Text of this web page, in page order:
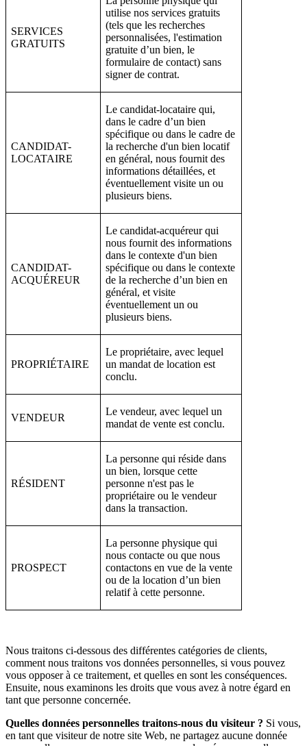
SERVICES
GRATUITS
utilise nos services gratuits
(tels que les recherches
personnalisées, l'estimation
gratuite d’un bien, le
formulaire de contact) sans
signer de contrat.
CANDIDAT-
LOCATAIRE
Le candidat-locataire qui,
dans le cadre d’un bien
spécifique ou dans le cadre de
la recherche d'un bien locatif
en général, nous fournit des
informations détaillées, et
éventuellement visite un ou
plusieurs biens.
CANDIDAT-
ACQUÉREUR
Le candidat-acquéreur qui
nous fournit des informations
dans le contexte d'un bien
spécifique ou dans le contexte
de la recherche d’un bien en
général, et visite
éventuellement un ou
plusieurs biens.
PROPRIÉTAIRE
Le propriétaire, avec lequel
un mandat de location est
conclu.
VENDEUR
Le vendeur, avec lequel un
mandat de vente est conclu.
RÉSIDENT
La personne qui réside dans
un bien, lorsque cette
personne n'est pas le
propriétaire ou le vendeur
dans la transaction.
PROSPECT
La personne physique qui
nous contacte ou que nous
contactons en vue de la vente
ou de la location d’un bien
relatif à cette personne.
Nous traitons ci-dessous des différentes catégories de clients,
comment nous traitons vos données personnelles, si vous pouvez
vous opposer à ce traitement, et quelles en sont les conséquences.
Ensuite, nous examinons les droits que vous avez à notre égard en
tant que personne concernée.
Quelles données personnelles traitons-nous du visiteur ? Si vous,
en tant que visiteur de notre site Web, ne partagez aucune donnée